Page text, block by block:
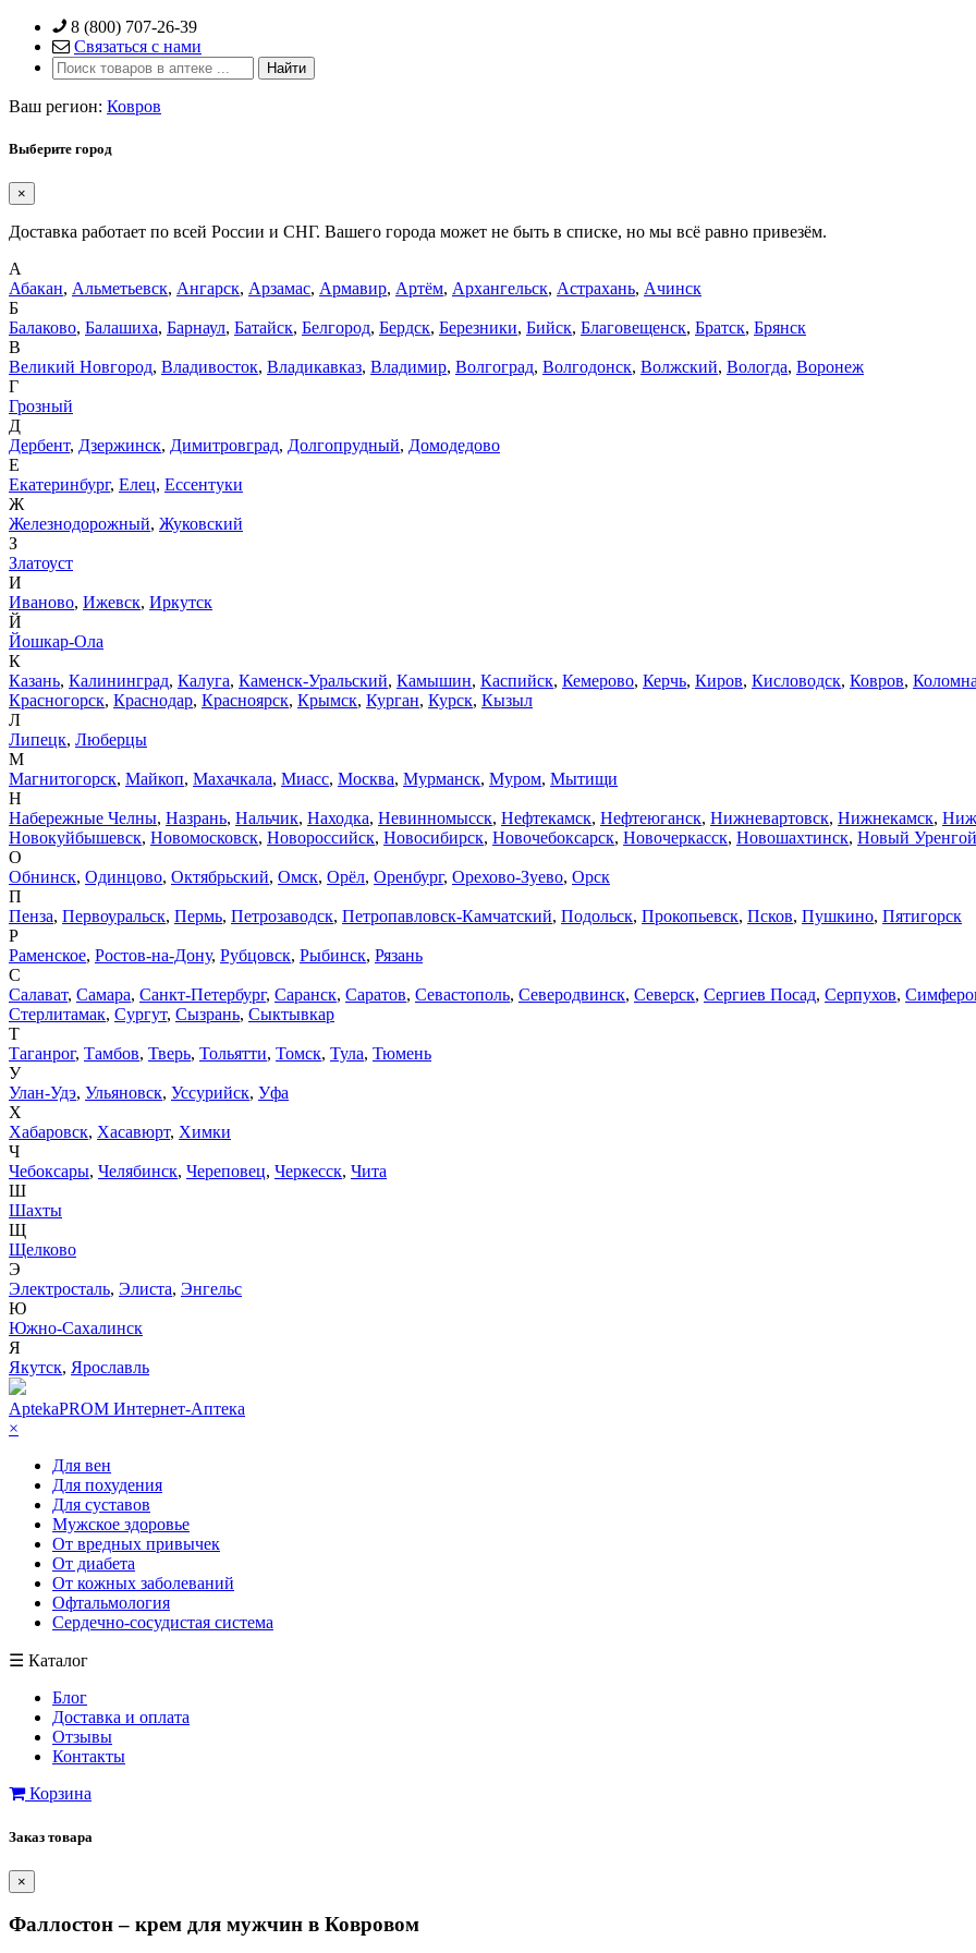
Skip
content
8 (800) 707-26-39
Связаться с нами
Ваш регион: Ковров
Выберите город
×
Доставка работает по всей России и СНГ. Вашего города может не быть в списке, но мы всё равно привезём.
А
Абакан, Альметьевск, Ангарск, Арзамас, Армавир, Артём, Архангельск, Астрахань, Ачинск
Б
Балаково, Балашиха, Барнаул, Батайск, Белгород, Бердск, Березники, Бийск, Благовещенск, Братск, Брянск
В
Великий Новгород, Владивосток, Владикавказ, Владимир, Волгоград, Волгодонск, Волжский, Вологда, Воронеж
Г
Грозный
Д
Дербент, Дзержинск, Димитровград, Долгопрудный, Домодедово
Е
Екатеринбург, Елец, Ессентуки
Ж
Железнодорожный, Жуковский
З
Златоуст
И
Иваново, Ижевск, Иркутск
Й
Йошкар-Ола
К
Казань, Калининград, Калуга, Каменск-Уральский, Камышин, Каспийск, Кемерово, Керчь, Киров, Кисловодск, Ковров, Коломна
Красногорск, Краснодар, Красноярск, Крымск, Курган, Курск, Кызыл
Л
Липецк, Люберцы
М
Магнитогорск, Майкоп, Махачкала, Миасс, Москва, Мурманск, Муром, Мытищи
Н
Набережные Челны, Назрань, Нальчик, Находка, Невинномысск, Нефтекамск, Нефтеюганск, Нижневартовск, Нижнекамск,
Новокуйбышевск, Новомосковск, Новороссийск, Новосибирск, Новочебоксарск, Новочеркасск, Новошахтинск, Новый Уренгой
О
Обнинск, Одинцово, Октябрьский, Омск, Орёл, Оренбург, Орехово-Зуево, Орск
П
Пенза, Первоуральск, Пермь, Петрозаводск, Петропавловск-Камчатский, Подольск, Прокопьевск, Псков, Пушкино, Пятигорск
Р
Раменское, Ростов-на-Дону, Рубцовск, Рыбинск, Рязань
С
Салават, Самара, Санкт-Петербург, Саранск, Саратов, Севастополь, Северодвинск, Северск, Сергиев Посад, Серпухов,
Стерлитамак, Сургут, Сызрань, Сыктывкар
Т
Таганрог, Тамбов, Тверь, Тольятти, Томск, Тула, Тюмень
У
Улан-Удэ, Ульяновск, Уссурийск, Уфа
Х
Хабаровск, Хасавюрт, Химки
Ч
Чебоксары, Челябинск, Череповец, Черкесск, Чита
Ш
Шахты
Щ
Щелково
Э
Электросталь, Элиста, Энгельс
Ю
Южно-Сахалинск
Я
Якутск, Ярославль
AptekaPROM Интернет-Аптека
×
Для вен
Для похудения
Для суставов
Мужское здоровье
От вредных привычек
От диабета
От кожных заболеваний
Офтальмология
Сердечно-сосудистая система
☰ Каталог
Блог
Доставка и оплата
Отзывы
Контакты
Корзина
Заказ товара
×
Фаллостон – крем для мужчин в Ковровом